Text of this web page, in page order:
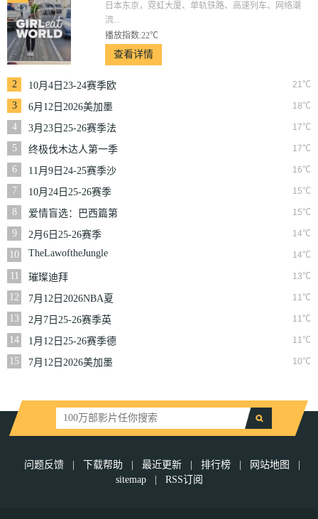
利
日本东京，霓虹大厦、单轨铁路、高速列车、网络潮
流...
播放指数:22℃
查看详情
2 21℃
10月4日23-24赛季欧
冠小组赛第2轮那不
勒斯VS皇家马德里
3 18℃
6月12日2026美加墨
世界杯小组赛韩国VS
捷克
4 17℃
3月23日25-26赛季法
甲第27轮雷恩VS梅斯
5 17℃
终极伐木达人第一季
6
16℃
11月9日24-25赛季沙
联第10轮利雅得体育
VS利雅得胜利
7 15℃
10月24日25-26赛季
NBA常规赛掘金VS
勇士
8 15℃
爱情盲选：巴西篇第
二季
9 14℃
2月6日25-26赛季
NBA常规赛篮网VS
10 14℃
TheLawoftheJungle
11 13℃
璀璨迪拜
12
11℃
7月12日2026NBA夏
季联赛尼克斯VS马刺
13 11℃
2月7日25-26赛季英
超第25轮伯恩利VS西
汉姆联
14 11℃
1月12日25-26赛季德
甲第16轮拜仁慕尼黑
VS沃尔夫斯堡
15 10℃
7月12日2026美加墨
问题反馈 下载帮助 最近更新 排行榜 网站地图
sitemap
RSS订阅